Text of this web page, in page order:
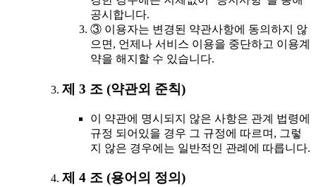
공시합니다.
③ 이용자는 변경된 약관사항에 동의하지 않
으면, 언제나 서비스 이용을 중단하고 이용계
약을 해지할 수 있습니다.
제 3 조 (약관외 준칙)
이 약관에 명시되지 않은 사항은 관계 법령에
규정 되어있을 경우 그 규정에 따르며, 그렇
지 않은 경우에는 일반적인 관례에 따릅니다.
제 4 조 (용어의 정의)